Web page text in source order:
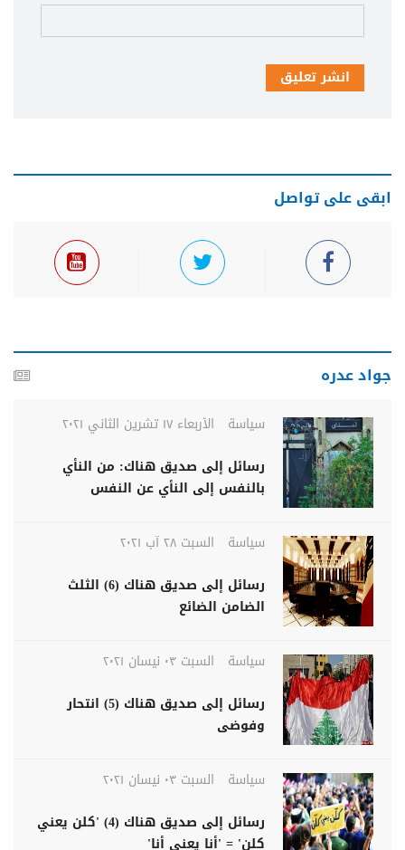
انشر تعليق
ابقى على تواصل
جواد عدره
سياسة
الأربعاء ١٧ تشرين الثاني ٢٠٢١
رسائل إلى صديق هناك: من النأي
بالنفس إلى النأي عن النفس
سياسة
السبت ٢٨ آب ٢٠٢١
رسائل إلى صديق هناك (6) الثلث
الضامن الضائع
سياسة
السبت ٠٣ نيسان ٢٠٢١
رسائل إلى صديق هناك (5) انتحار
وفوضى
سياسة
السبت ٠٣ نيسان ٢٠٢١
رسائل إلى صديق هناك (4) 'كلن يعني
كلن' = 'أنا يعني أنا'